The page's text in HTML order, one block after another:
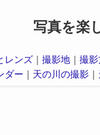
写真を楽
レンズ ｜ 撮影地 ｜ 撮
ダー ｜ 天の川の撮影 ｜